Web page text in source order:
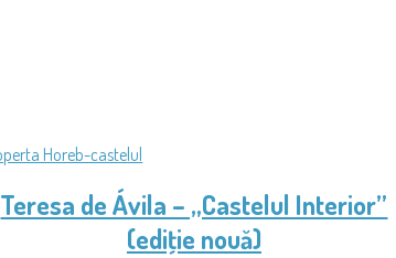
Teresa de Ávila – „Castelul Interior”
(ediţie nouă)